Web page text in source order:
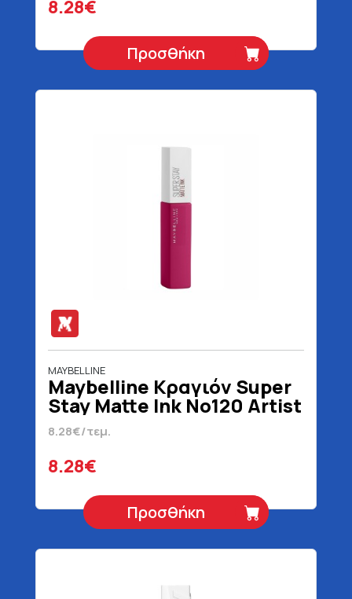
8.28€
Προσθήκη
MAYBELLINE
Maybelline Κραγιόν Super
Stay Matte Ink No120 Artist
5 ml
8.28€/τεμ.
8.28€
Προσθήκη